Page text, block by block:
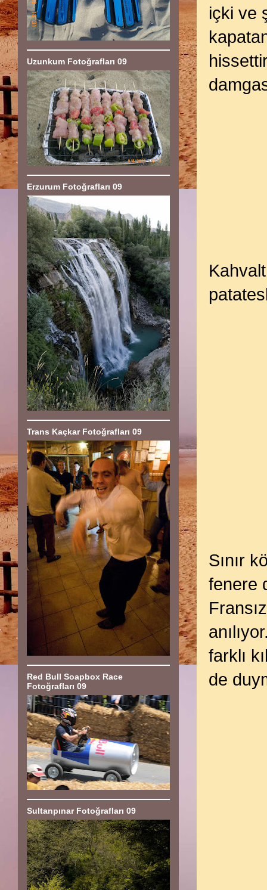
içki ve
Sınır
fenere
farklı
de
Uzunkum Fotoğrafları 09
Erzurum Fotoğrafları 09
Trans Kaçkar Fotoğrafları 09
Red Bull Soapbox Race
Fotoğrafları 09
Sultanpınar Fotoğrafları 09